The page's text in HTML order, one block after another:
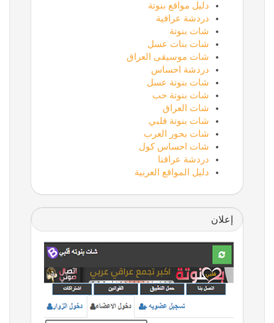
دليل مواقع بنوتة
دردشة عراقية
شات بنوتة
شات بنات عسل
شات موسيقى العراق
دردشة احساس
شات بنوتة عسل
شات بنوتة حب
شات العراق
شات بنوتة قلبي
شات بحور العرب
شات احساس كول
دردشة عراقنا
دليل المواقع العربية
إعلان